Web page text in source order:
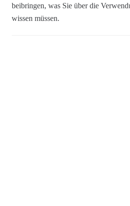
beibringen, was Sie über die
wissen müssen.